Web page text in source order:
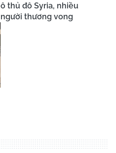
ô thủ đô Syria, nhiều
người thương vong